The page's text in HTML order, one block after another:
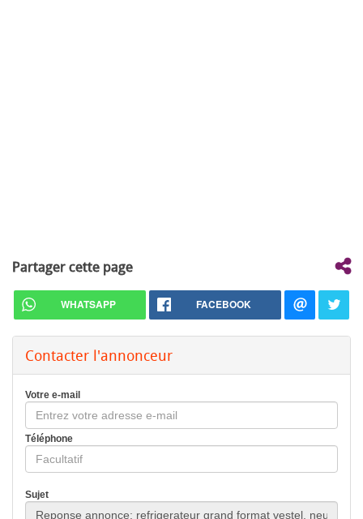
Partager cette page
WHATSAPP FACEBOOK
Contacter l'annonceur
Votre e-mail
Téléphone
Sujet